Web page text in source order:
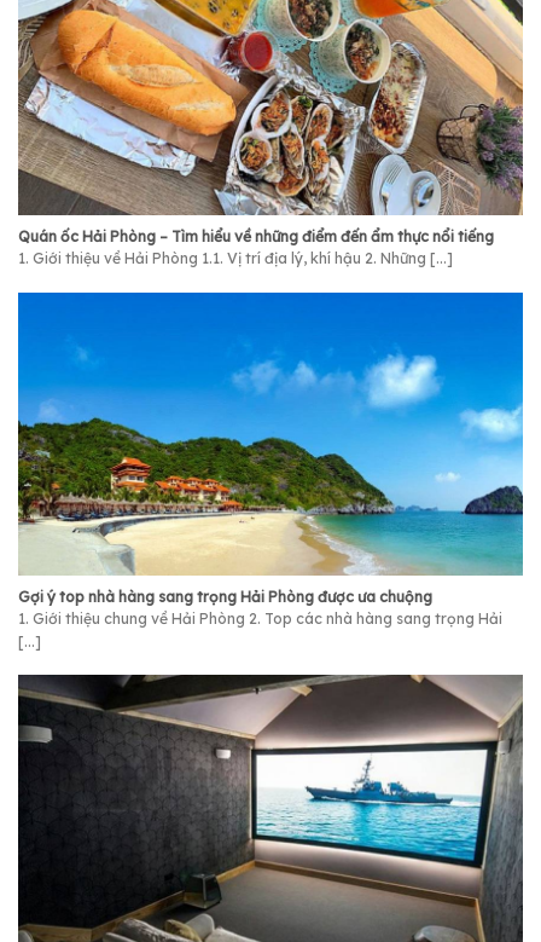
Quán ốc Hải Phòng – Tìm hiểu về những điểm đến ẩm thực nổi tiếng
1. Giới thiệu về Hải Phòng 1.1. Vị trí địa lý, khí hậu 2. Những [...]
Gợi ý top nhà hàng sang trọng Hải Phòng được ưa chuộng
1. Giới thiệu chung về Hải Phòng 2. Top các nhà hàng sang trọng Hải
[...]